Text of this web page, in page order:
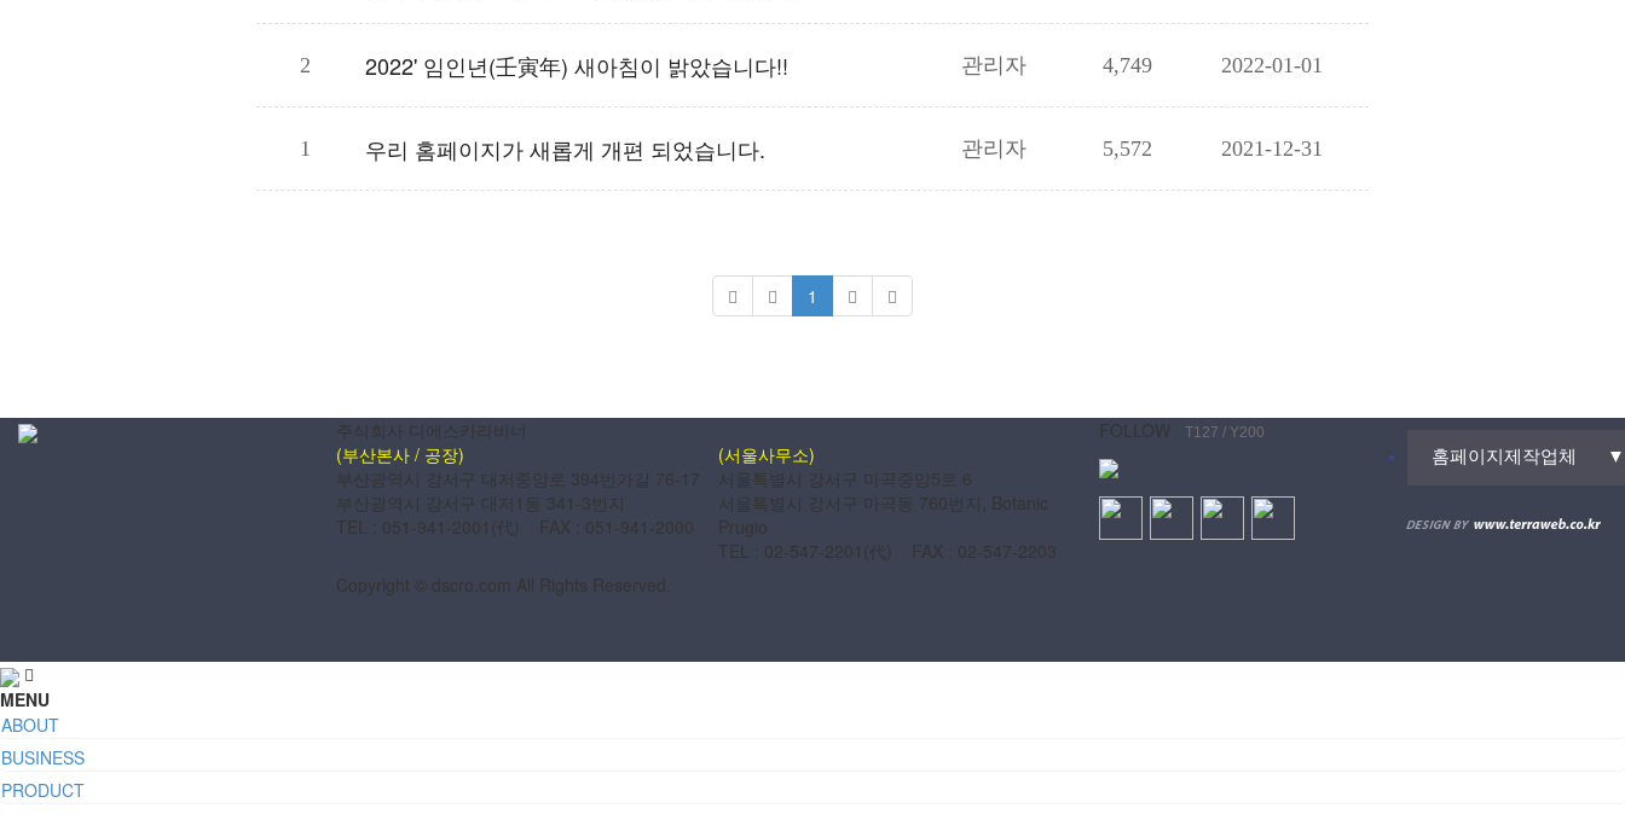
2 2022' 임인년(壬寅年) 새아침이 밝았습니다!! 관리자 4,749 2022-01-01
1 우리 홈페이지가 새롭게 개편 되었습니다. 관리자 5,572 2021-12-31
1
주식회사 디에스카라비너
(부산본사 / 공장)
부산광역시 강서구 대저중앙로 394번가길 76-17
부산광역시 강서구 대저1동 341-3번지
TEL : 051-941-2001(代) FAX : 051-941-2000
(서울사무소)
서울특별시 강서구 마곡중앙5로 6
서울특별시 강서구 마곡동 760번지, Botanic
Prugio
TEL : 02-547-2201(代) FAX : 02-547-2203
Copyright © dscro.com All Rights Reserved.
FOLLOW T127 / Y200
홈페이지제작업체 ▼
MENU
ABOUT
BUSINESS
PRODUCT